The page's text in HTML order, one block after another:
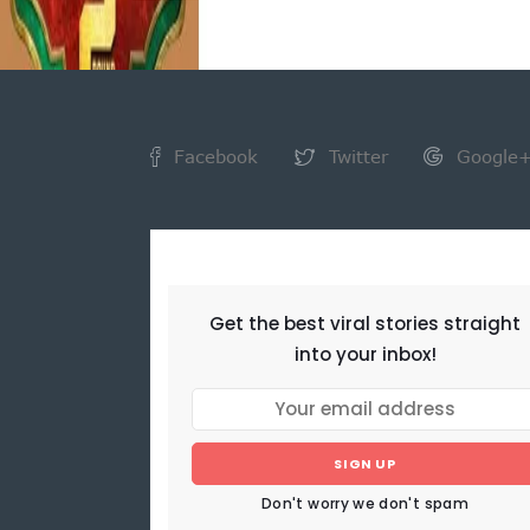
Facebook Twitter Google+
Get the best viral stories straight
into your inbox!
SIGN UP
Don't worry we don't spam